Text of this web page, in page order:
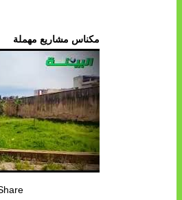
مكناس مشاريع مهملة
Share: